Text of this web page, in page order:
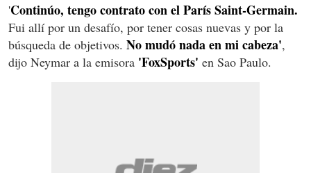
'Continúo, tengo contrato con el París Saint-Germain.
Fui allí por un desafío, por tener cosas nuevas y por la
búsqueda de objetivos. No mudó nada en mi cabeza',
dijo Neymar a la emisora 'FoxSports' en Sao Paulo.